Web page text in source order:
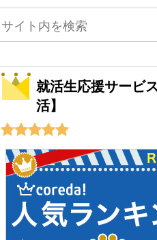
就活生応援サービ
活】